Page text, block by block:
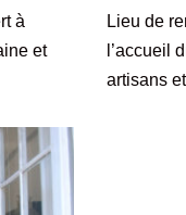
à
et
Lieu de
l’accueil
artisans